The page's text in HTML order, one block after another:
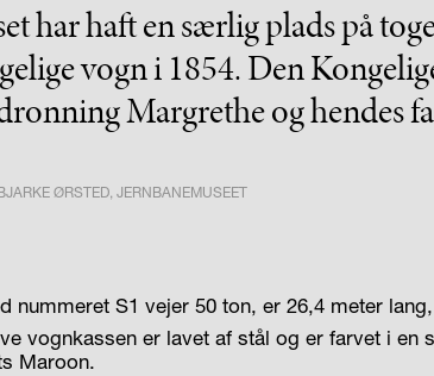
har haft en særlig plads på
vogn i 1854. Den
Margrethe og hendes
ØRSTED, JERNBANEMUSEET
nummeret S1 vejer 50 ton, er 26,4 meter
vognkassen er lavet af stål og er farvet i en
Maroon.